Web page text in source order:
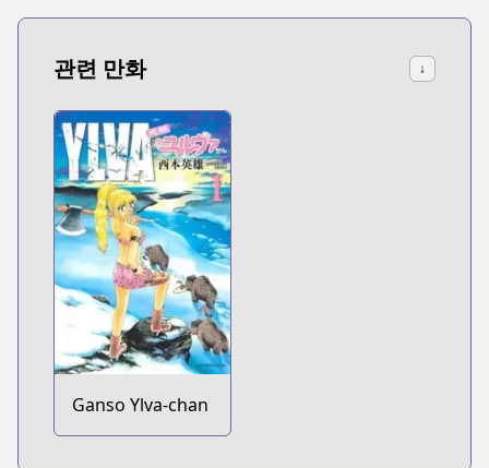
관련 만화 ↓
Ganso Ylva-chan